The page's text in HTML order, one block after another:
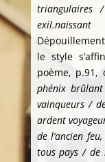
triangulaires
exil.naissant
le style
poème,
phénix
vainqueurs /
ardent
de l’ancien
tous pays / de